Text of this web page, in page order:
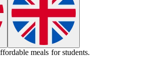
meals for students.